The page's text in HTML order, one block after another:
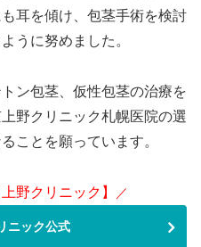
耳を傾け、包茎手術を検討
うに努めました。
ン包茎、仮性包茎の治療を
野クリニック札幌医院の選
ことを願っています。
野クリニック】 ／
ニック公式